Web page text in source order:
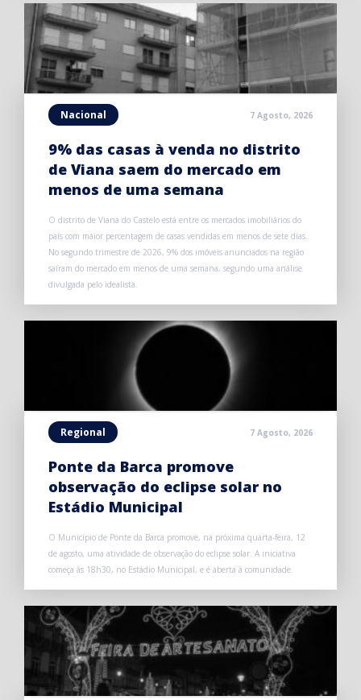
Nacional 7 Agosto, 2026
9% das casas à venda no distrito
de Viana saem do mercado em
menos de uma semana
O distrito de Viana do Castelo está entre os mercados imobiliários do
país com maior percentagem de casas vendidas em menos de sete dias.
No segundo trimestre de 2026, 9% dos imóveis anunciados na região
saíram do mercado em menos de uma semana, segundo uma análise
divulgada pelo idealista.
Regional 7 Agosto, 2026
Ponte da Barca promove
observação do eclipse solar no
Estádio Municipal
O Município de Ponte da Barca promove, na próxima quarta-feira, 12
de agosto, uma atividade de observação do eclipse solar. A iniciativa
começa às 18h30, no Estádio Municipal, e é aberta à comunidade.